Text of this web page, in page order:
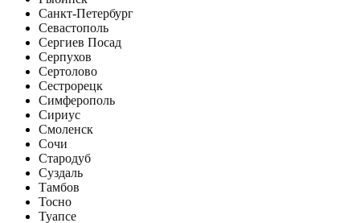
Санкт-Петербург
Севастополь
Сергиев Посад
Серпухов
Сертолово
Сестрорецк
Симферополь
Сириус
Смоленск
Сочи
Стародуб
Суздаль
Тамбов
Тосно
Туапсе